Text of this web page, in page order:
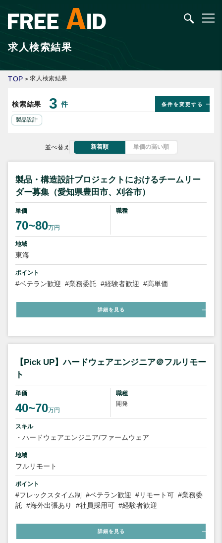
求人検索結果
TOP > 求人検索結果
検索結果 3 件
製品設計
条件を変更する
並べ替え 新着順 単価の高い順
製品・構造設計プロジェクトにおけるチームリー
ダー募集（愛知県豊田市、刈谷市）
単価
70~80万円
職種
地域
東海
ポイント
#ベテラン歓迎 #業務委託 #経験者歓迎 #高単価
詳細を見る
【Pick UP】ハードウェアエンジニア＠フルリモー
ト
単価
40~70万円
職種
開発
スキル
・ハードウェアエンジニア/ファームウェア
地域
フルリモート
ポイント
#フレックスタイム制 #ベテラン歓迎 #リモート可 #業務委
託 #海外出張あり #社員採用可 #経験者歓迎
詳細を見る